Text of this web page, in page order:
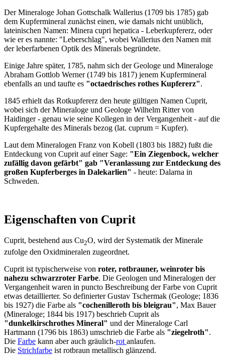
Der Mineraloge Johan Gottschalk Wallerius (1709 bis 1785) gab
dem Kupfermineral zunächst einen, wie damals nicht unüblich,
lateinischen Namen: Minera cupri hepatica - Leberkupfererz, oder
wie er es nannte: "Leberschlag", wobei Wallerius den Namen mit
der leberfarbenen Optik des Minerals begründete.
Einige Jahre später, 1785, nahm sich der Geologe und Mineraloge
Abraham Gottlob Werner (1749 bis 1817) jenem Kupfermineral
ebenfalls an und taufte es "octaedrisches rothes Kupfererz".
1845 erhielt das Rotkupfererz den heute gültigen Namen Cuprit,
wobei sich der Mineraloge und Geologe Wilhelm Ritter von
Haidinger - genau wie seine Kollegen in der Vergangenheit - auf die
Kupfergehalte des Minerals bezog (lat. cuprum = Kupfer).
Laut dem Mineralogen Franz von Kobell (1803 bis 1882) fußt die
Entdeckung von Cuprit auf einer Sage: "Ein Ziegenbock, welcher
zufällig davon gefärbt" gab "Veranlassung zur Entdeckung des
großen Kupferberges in Dalekarlien" - heute: Dalarna in
Schweden.
Eigenschaften von Cuprit
Cuprit, bestehend aus Cu2O, wird der Systematik der Minerale
zufolge den Oxidmineralen zugeordnet.
Cuprit ist typischerweise von roter, rotbrauner, weinroter bis
nahezu schwarzroter Farbe. Die Geologen und Mineralogen der
Vergangenheit waren in puncto Beschreibung der Farbe von Cuprit
etwas detaillierter. So definierter Gustav Tschermak (Geologe; 1836
bis 1927) die Farbe als "cochenilleroth bis bleigrau", Max Bauer
(Mineraloge; 1844 bis 1917) beschrieb Cuprit als
"dunkelkirschrothes Mineral" und der Mineraloge Carl
Hartmann (1796 bis 1863) umschrieb die Farbe als "ziegelroth".
Die Farbe kann aber auch gräulich-rot anlaufen.
Die Strichfarbe ist rotbraun metallisch glänzend.